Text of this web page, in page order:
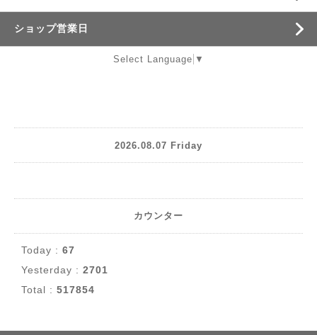
ショップ営業日
Select Language ▼
2026.08.07 Friday
カウンター
Today : 67
Yesterday : 2701
Total : 517854